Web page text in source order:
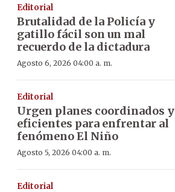
Editorial
Brutalidad de la Policía y
gatillo fácil son un mal
recuerdo de la dictadura
Agosto 6, 2026 04:00 a. m.
Editorial
Urgen planes coordinados y
eficientes para enfrentar al
fenómeno El Niño
Agosto 5, 2026 04:00 a. m.
Editorial